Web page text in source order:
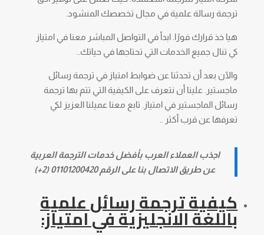
ترجمة رسالة علمية في مجال تخصصك المنشود.
هيا خذ قرارك فورًا. ابدأ في التواصل المباشر معنا في امتياز
كي تنال جميع الخدمات التي تحتاجها في حياتك..
والآن بعد أن تحدثنا عن ضوابط امتياز في ترجمة رسائل
ماجستير. علينا أن نتعرف على الكيفية التي تتم بها ترجمة
رسائل الماجستير في امتياز. تابع معنا عميلنا العزيز لكي
تعرفها عن قرب أكثر ..
اجذب العملاء العرب بأفضل خدمات الترجمة العربية
عن طريق الاتصال بنا على الرقم 01101200420 (2+)
كيفية ترجمة رسائل علمية
باللغة الانجليزية في امتياز: